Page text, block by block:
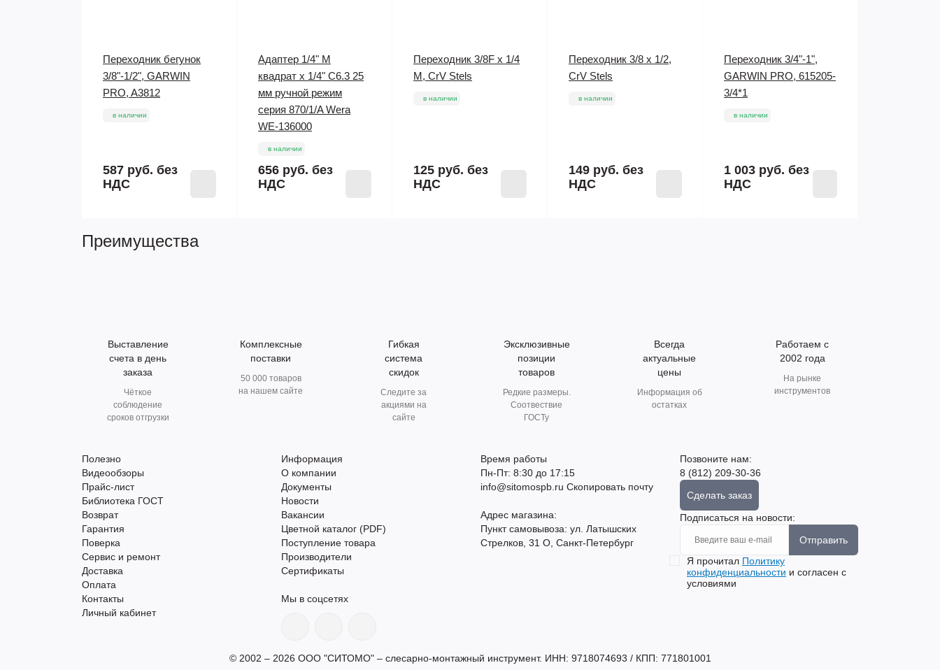
Переходник бегунок
3/8"-1/2", GARWIN
PRO, A3812
в наличии
587 руб. без
НДС
Адаптер 1/4" M
квадрат x 1/4" C6.3 25
мм ручной режим
серия 870/1/A Wera
WE-136000
в наличии
656 руб. без
НДС
Переходник 3/8F x 1/4
M, CrV Stels
в наличии
125 руб. без
НДС
Переходник 3/8 х 1/2,
CrV Stels
в наличии
149 руб. без
НДС
Переходник 3/4"-1",
GARWIN PRO, 615205-
3/4*1
в наличии
1 003 руб. без
НДС
Преимущества
Выставление
счета в день
заказа
Чёткое
соблюдение
сроков отгрузки
Комплексные
поставки
50 000 товаров
на нашем сайте
Гибкая
система
скидок
Следите за
акциями на
сайте
Эксклюзивные
позиции
товаров
Редкие размеры.
Соотвествие
ГОСТу
Всегда
актуальные
цены
Информация об
остатках
Работаем с
2002 года
На рынке
инструментов
Полезно
Видеообзоры
Прайс-лист
Библиотека ГОСТ
Возврат
Гарантия
Поверка
Сервис и ремонт
Доставка
Оплата
Контакты
Личный кабинет
Информация
О компании
Документы
Новости
Вакансии
Цветной каталог (PDF)
Поступление товара
Производители
Сертификаты
Мы в соцсетях
Время работы
Пн-Пт: 8:30 до 17:15
info@sitomospb.ru Скопировать почту
Адрес магазина:
Пункт самовывоза: ул. Латышских
Стрелков, 31 О, Санкт-Петербург
Позвоните нам:
8 (812) 209-30-36
Сделать заказ
Подписаться на новости:
Отправить
Я прочитал Политику
конфиденциальности и согласен с
условиями
© 2002 – 2026 ООО "СИТОМО" – слесарно-монтажный инструмент. ИНН: 9718074693 / КПП: 771801001